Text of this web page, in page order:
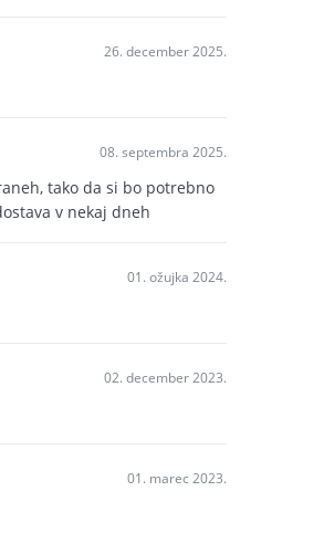
26. december 2025.
08. septembra 2025.
tako da si bo potrebno
v nekaj dneh
01. ožujka 2024.
02. december 2023.
01. marec 2023.